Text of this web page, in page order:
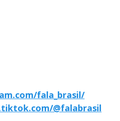
fala_brasil/
@falabrasil